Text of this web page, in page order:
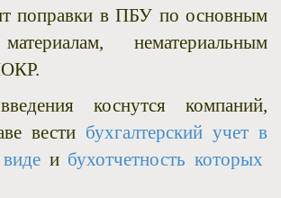
поправки в ПБУ по основным
нематериальным
коснутся компаний,
вести бухгалтерский учет в
и бухотчетность которых